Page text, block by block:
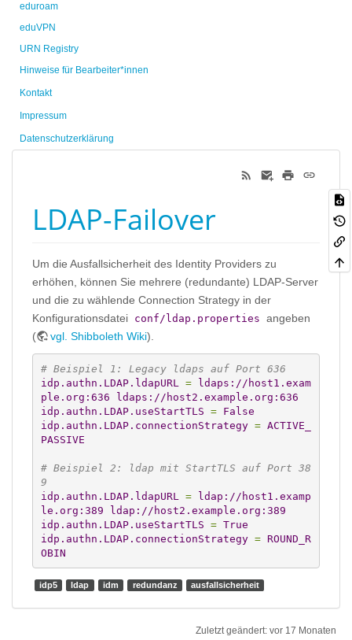
eduroam
eduVPN
URN Registry
Hinweise für Bearbeiter*innen
Kontakt
Impressum
Datenschutzerklärung
LDAP-Failover
Um die Ausfallsicherheit des Identity Providers zu
erhöhen, können Sie mehrere (redundante) LDAP-Server
und die zu wählende Connection Strategy in der
Konfigurationsdatei conf/ldap.properties angeben
(
vgl. Shibboleth Wiki).
# Beispiel 1: Legacy ldaps auf Port 636
idp.authn.LDAP.ldapURL
= ldaps://host1.exam
ple.org:636 ldaps://host2.example.org:636
idp.authn.LDAP.useStartTLS = False
idp.authn.LDAP.connectionStrategy = ACTIVE_
PASSIVE
# Beispiel 2: ldap mit StartTLS auf Port 38
9
idp.authn.LDAP.ldapURL
= ldap://host1.examp
le.org:389 ldap://host2.example.org:389
idp.authn.LDAP.useStartTLS = True
idp.authn.LDAP.connectionStrategy = ROUND_R
OBIN
idp5 ldap idm redundanz ausfallsicherheit
Zuletzt geändert: vor 17 Monaten